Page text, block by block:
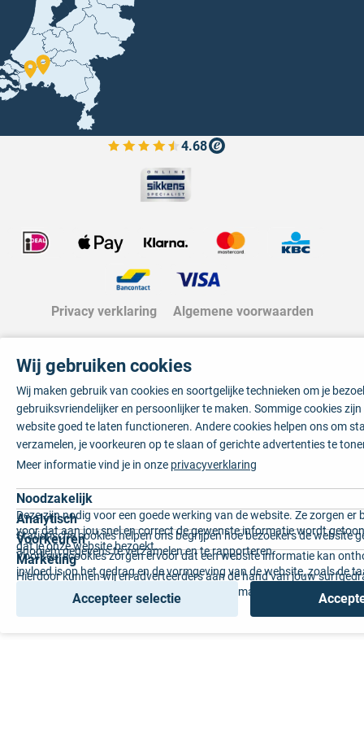
4.68
Bekijk de verfplaza beoordelingen
Privacy verklaring Algemene voorwaarden
Wij gebruiken cookies
Wij maken gebruik van cookies en soortgelijke technieken om je
gebruiksvriendelijker en persoonlijker te maken. Sommige cookies
website goed te laten functioneren. Andere cookies helpen ons om
verzamelen, je voorkeuren op te slaan of gerichte advertenties te
Meer informatie vind je in onze privacyverklaring
Noodzakelijk
Deze zijn nodig voor een goede werking van de website. Ze zorgen er
voor dat aan jou snel en correct de gewenste informatie wordt
dat je onze website bezoekt.
Analytisch
Statistische cookies helpen ons begrijpen hoe bezoekers de website
anoniem gegevens te verzamelen en te rapporteren.
Voorkeuren
Voorkeurscookies zorgen ervoor dat een website informatie kan
invloed is op het gedrag en de vormgeving van de website, zoals de
Marketing
Hierdoor kunnen wij en adverteerders aan de hand van jouw
gepersonaliseerde online advertenties en op maat gemaakte content
Accepteer selectie